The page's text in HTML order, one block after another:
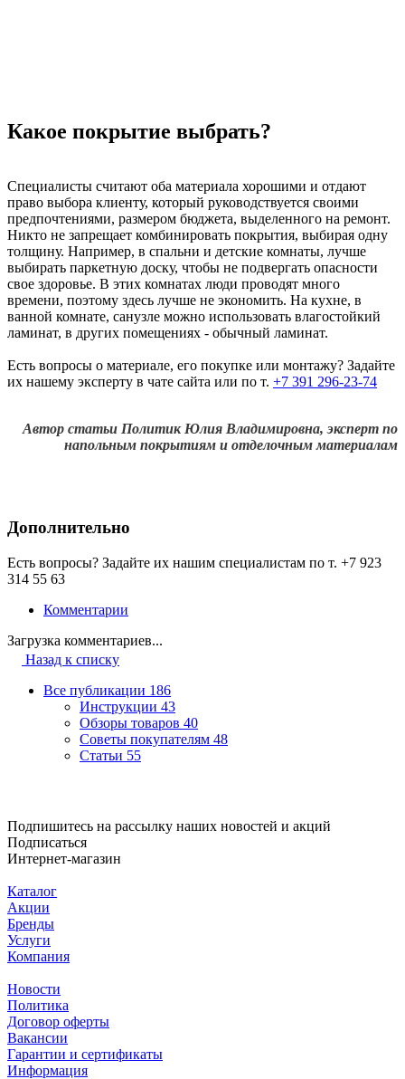
Какое покрытие выбрать?
Специалисты считают оба материала хорошими и отдают
право выбора клиенту, который руководствуется своими
предпочтениями, размером бюджета, выделенного на ремонт.
Никто не запрещает комбинировать покрытия, выбирая одну
толщину. Например, в спальни и детские комнаты, лучше
выбирать паркетную доску, чтобы не подвергать опасности
свое здоровье. В этих комнатах люди проводят много
времени, поэтому здесь лучше не экономить. На кухне, в
ванной комнате, санузле можно использовать влагостойкий
ламинат, в других помещениях - обычный ламинат.
Есть вопросы о материале, его покупке или монтажу? Задайте
их нашему эксперту в чате сайта или по т. +7 391 296-23-74
Автор статьи Политик Юлия Владимировна, эксперт по
напольным покрытиям и отделочным материалам
Дополнительно
Есть вопросы? Задайте их нашим специалистам по т. +7 923
314 55 63
Комментарии
Загрузка комментариев...
Назад к списку
Все публикации 186
Инструкции 43
Обзоры товаров 40
Советы покупателям 48
Статьи 55
Подпишитесь на рассылку наших новостей и акций
Подписаться
Интернет-магазин
Каталог
Акции
Бренды
Услуги
Компания
Новости
Политика
Договор оферты
Вакансии
Гарантии и сертификаты
Информация